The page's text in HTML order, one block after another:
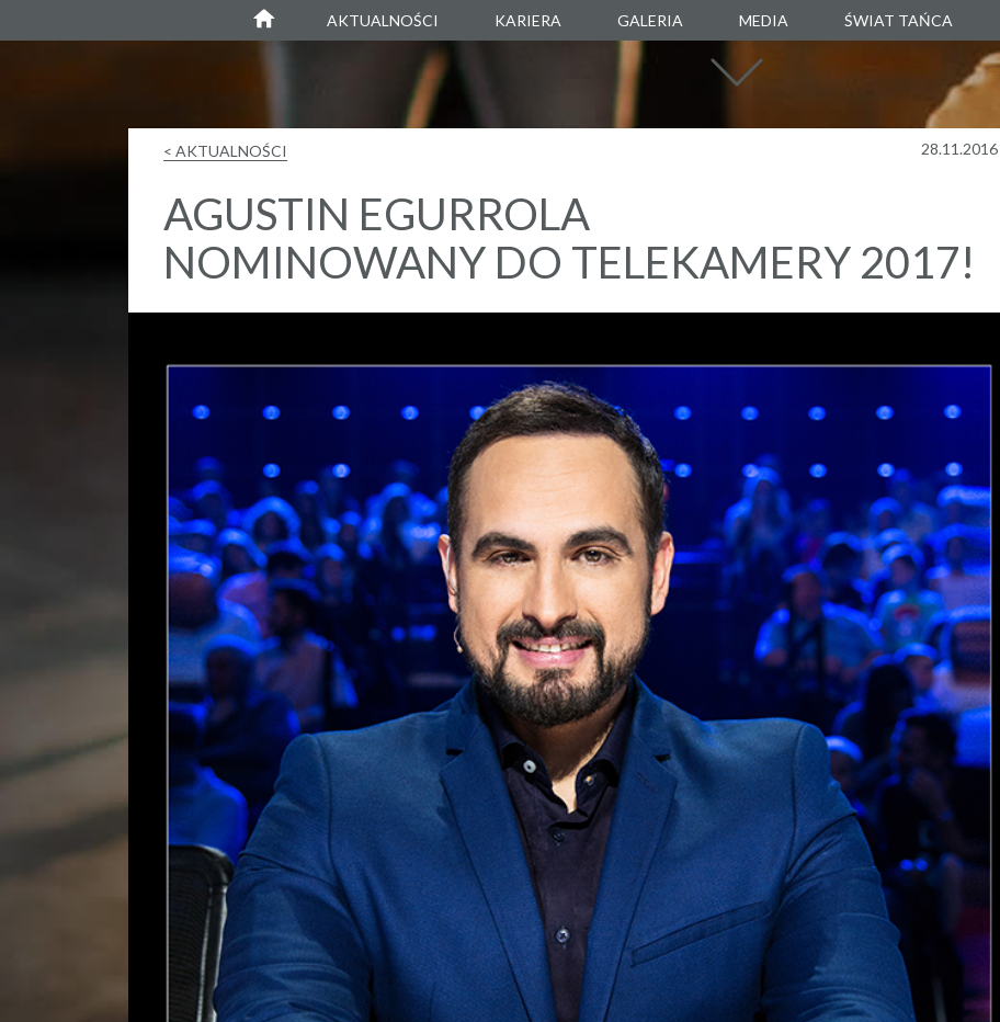
AKTUALNOŚCI KARIERA GALERIA MEDIA
ŚWIAT TAŃCA
SZKOŁA TAŃCA
AGENCJA TANECZNA
MANUARTE
< AKTUALNOŚCI 28.11.2016
AGUSTIN EGURROLA
NOMINOWANY DO TELEKAMERY 2017!